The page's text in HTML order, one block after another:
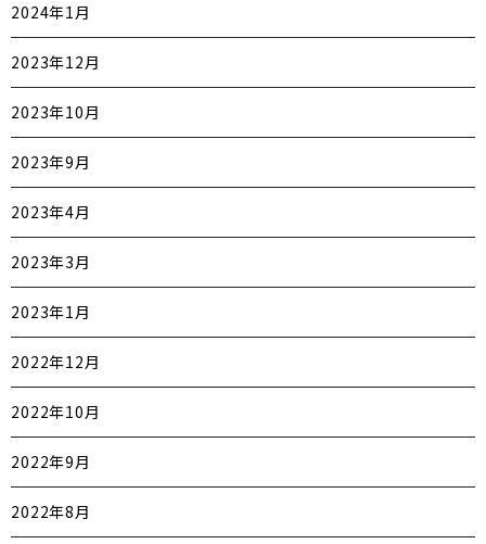
2024年1月
2023年12月
2023年10月
2023年9月
2023年4月
2023年3月
2023年1月
2022年12月
2022年10月
2022年9月
2022年8月